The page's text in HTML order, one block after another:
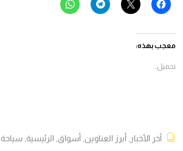
انقر
للمشاركة
(فتح
في
نافذة
النقر
للمشاركة
انقر
للمشاركة
انقر
للمشاركة
معجب بهذه:
تحميل...
آخر الأخبار أبرز العناوين أسواق الرئيسية سياحة